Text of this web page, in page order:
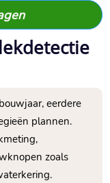
eerdere
plannen.​
zoals